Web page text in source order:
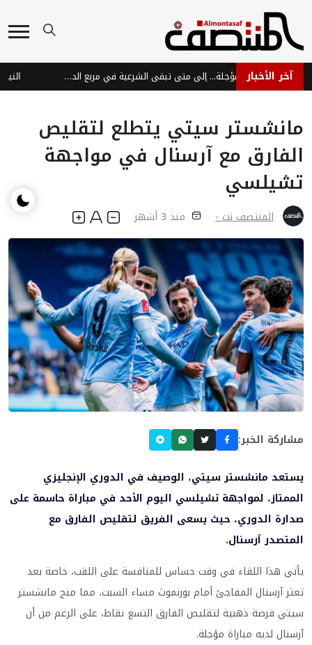
آخر الأخبار المعركة المؤجلة... إلى متى تبقى الشرعية في مربع الدفاع؟
مانشستر سيتي يتطلع لتقليص
الفارق مع آرسنال في مواجهة
تشيلسي
المنتصف نت - منذ 3 أشهر
مشاركة الخبر:
يستعد مانشستر سيتي، الوصيف في الدوري الإنجليزي
الممتاز، لمواجهة تشيلسي اليوم الأحد في مباراة حاسمة على
صدارة الدوري، حيث يسعى الفريق لتقليص الفارق مع
المتصدر آرسنال.
يأتي هذا اللقاء في وقت حساس للمنافسة على اللقب، خاصة بعد
تعثر آرسنال المفاجئ أمام بورنموث مساء السبت، مما منح مانشستر
سيتي فرصة ذهبية لتقليص الفارق التسع نقاط، على الرغم من أن
آرسنال لديه مباراة مؤجلة.